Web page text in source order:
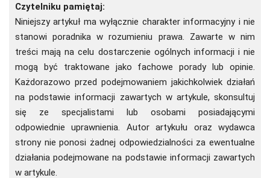
Czytelniku pamiętaj:
Niniejszy artykuł ma wyłącznie charakter informacyjny i nie
stanowi poradnika w rozumieniu prawa. Zawarte w nim
treści mają na celu dostarczenie ogólnych informacji i nie
mogą być traktowane jako fachowe porady lub opinie.
Każdorazowo przed podejmowaniem jakichkolwiek działań
na podstawie informacji zawartych w artykule, skonsultuj
się ze specjalistami lub osobami posiadającymi
odpowiednie uprawnienia. Autor artykułu oraz wydawca
strony nie ponosi żadnej odpowiedzialności za ewentualne
działania podejmowane na podstawie informacji zawartych
w artykule.